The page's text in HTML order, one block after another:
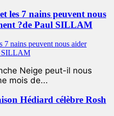
les 7 nains peuvent nous
?de Paul SILLAM
Neige peut-il nous
mois de...
Hédiard célèbre Rosh